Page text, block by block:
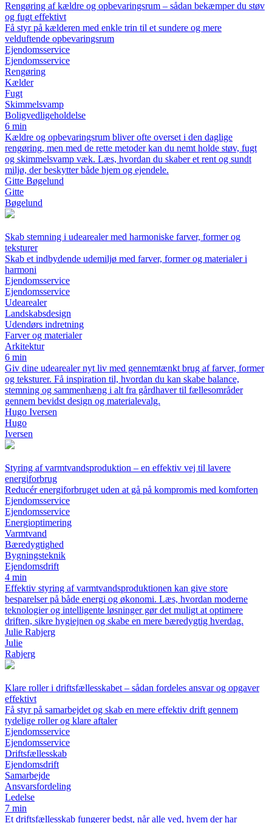
Rengøring af kældre og opbevaringsrum – sådan bekæmper du støv
og fugt effektivt
Få styr på kælderen med enkle trin til et sundere og mere
velduftende opbevaringsrum
Ejendomsservice
Ejendomsservice
Rengøring
Kælder
Fugt
Skimmelsvamp
Boligvedligeholdelse
6 min
Kældre og opbevaringsrum bliver ofte overset i den daglige
rengøring, men med de rette metoder kan du nemt holde støv, fugt
og skimmelsvamp væk. Læs, hvordan du skaber et rent og sundt
miljø, der beskytter både hjem og ejendele.
Gitte Bøgelund
Gitte
Bøgelund
Skab stemning i udearealer med harmoniske farver, former og
teksturer
Skab et indbydende udemiljø med farver, former og materialer i
harmoni
Ejendomsservice
Ejendomsservice
Udearealer
Landskabsdesign
Udendørs indretning
Farver og materialer
Arkitektur
6 min
Giv dine udearealer nyt liv med gennemtænkt brug af farver, former
og teksturer. Få inspiration til, hvordan du kan skabe balance,
stemning og sammenhæng i alt fra gårdhaver til fællesområder
gennem bevidst design og materialevalg.
Hugo Iversen
Hugo
Iversen
Styring af varmtvandsproduktion – en effektiv vej til lavere
energiforbrug
Reducér energiforbruget uden at gå på kompromis med komforten
Ejendomsservice
Ejendomsservice
Energioptimering
Varmtvand
Bæredygtighed
Bygningsteknik
Ejendomsdrift
4 min
Effektiv styring af varmtvandsproduktionen kan give store
besparelser på både energi og økonomi. Læs, hvordan moderne
teknologier og intelligente løsninger gør det muligt at optimere
driften, sikre hygiejnen og skabe en mere bæredygtig hverdag.
Julie Rabjerg
Julie
Rabjerg
Klare roller i driftsfællesskabet – sådan fordeles ansvar og opgaver
effektivt
Få styr på samarbejdet og skab en mere effektiv drift gennem
tydelige roller og klare aftaler
Ejendomsservice
Ejendomsservice
Driftsfællesskab
Ejendomsdrift
Samarbejde
Ansvarsfordeling
Ledelse
7 min
Et driftsfællesskab fungerer bedst, når alle ved, hvem der har